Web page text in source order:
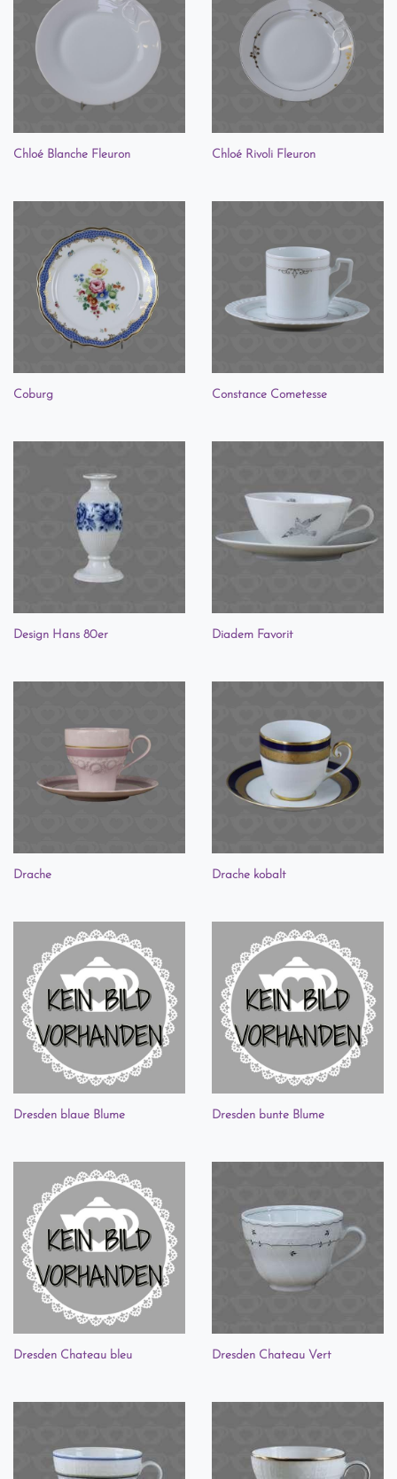
Chloé Blanche Fleuron Chloé Rivoli Fleuron
Coburg Constance Cometesse
Design Hans 80er Diadem Favorit
Drache Drache kobalt
Dresden blaue Blume Dresden bunte Blume
Dresden Chateau bleu Dresden Chateau Vert